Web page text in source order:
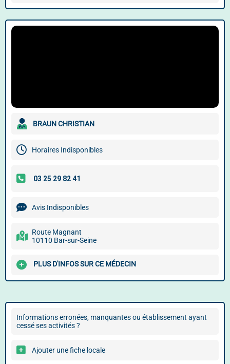
BRAUN CHRISTIAN
Horaires Indisponibles
Avis Indisponibles
Route Magnant
10110 Bar-sur-Seine
PLUS D'INFOS SUR CE MÉDECIN
Informations erronées, manquantes ou établissement ayant
cessé ses activités ?
Ajouter une fiche locale